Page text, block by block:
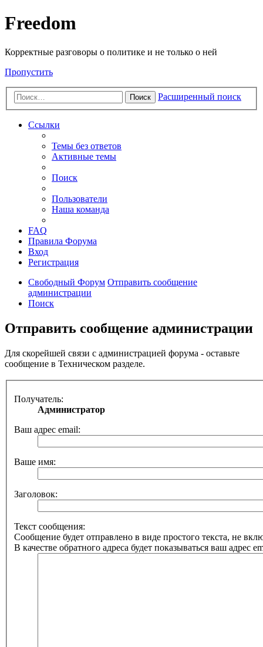
Freedom
Корректные разговоры о политике и не только о ней
Пропустить
Поиск Расширенный поиск
Ссылки
Темы без ответов
Активные темы
Поиск
Пользователи
Наша команда
FAQ
Правила Форума
Вход
Регистрация
Свободный Форум Отправить сообщение
администрации
Поиск
Отправить сообщение администрации
Для скорейшей связи с администрацией форума - оставьте
сообщение в Техническом разделе.
Получатель:
Администратор
Ваш адрес email:
Ваше имя:
Заголовок:
Текст сообщения:
Сообщение будет отправлено в виде простого текста, не
В качестве обратного адреса будет показываться ваш адрес